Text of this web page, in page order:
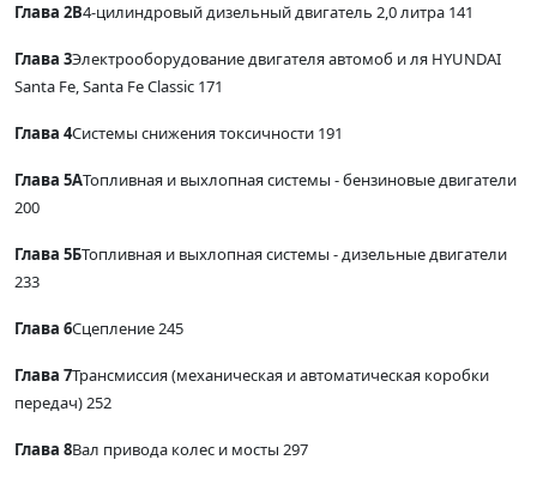
Глава 2В4-цилиндровый дизельный двигатель 2,0 литра 141
Глава 3Электрооборудование двигателя автомоб и ля HYUNDAI
Santa Fe, Santa Fe Classic 171
Глава 4Системы снижения токсичности 191
Глава 5АТопливная и выхлопная системы - бензиновые двигатели
200
Глава 5БТопливная и выхлопная системы - дизельные двигатели
233
Глава 6Сцепление 245
Глава 7Трансмиссия (механическая и автоматическая коробки
передач) 252
Глава 8Вал привода колес и мосты 297